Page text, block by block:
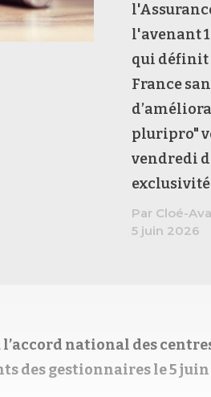
l'avenant
qui définit
France
pluripro"
vendredi
Par Cloé-
5 juin 2026
l’accord national des
des gestionnaires le 5